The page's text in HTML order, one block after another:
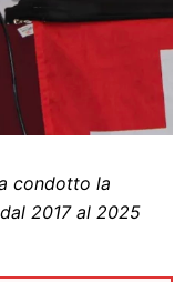
condotto la
2017 al 2025